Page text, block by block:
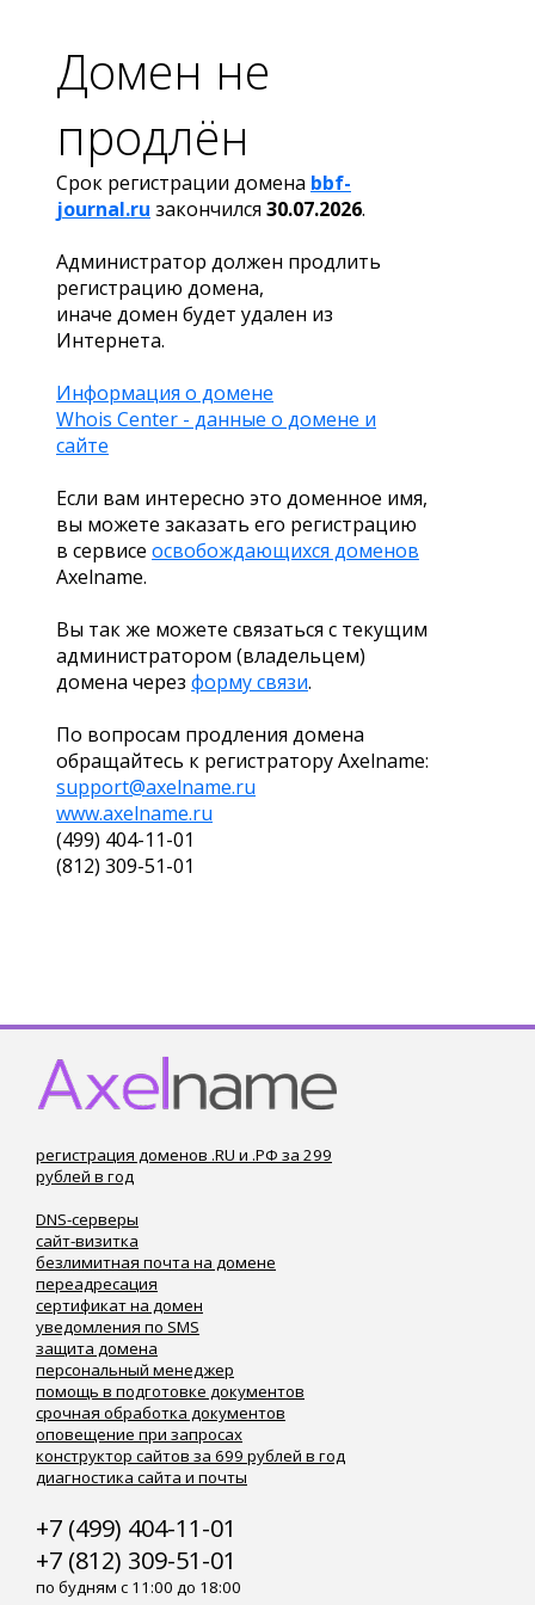
Домен не
продлён
Срок регистрации домена bbf-
journal.ru закончился 30.07.2026.
Администратор должен продлить
регистрацию домена,
иначе домен будет удален из
Интернета.
Информация о домене
Whois Center - данные о домене и
сайте
Если вам интересно это доменное имя,
вы можете заказать его регистрацию
в сервисе освобождающихся доменов
Axelname.
Вы так же можете связаться с текущим
администратором (владельцем)
домена через форму связи.
По вопросам продления домена
обращайтесь к регистратору Axelname:
support@axelname.ru
www.axelname.ru
(499) 404-11-01
(812) 309-51-01
регистрация доменов .RU и .РФ за 299
рублей в год
DNS-серверы
сайт-визитка
безлимитная почта на домене
переадресация
сертификат на домен
уведомления по SMS
защита домена
персональный менеджер
помощь в подготовке документов
срочная обработка документов
оповещение при запросах
конструктор сайтов за 699 рублей в год
диагностика сайта и почты
+7 (499) 404-11-01
+7 (812) 309-51-01
по будням с 11:00 до 18:00